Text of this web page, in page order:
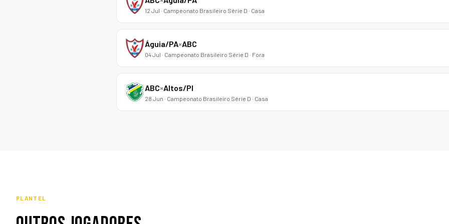
12 Jul · Campeonato Brasileiro Série D · Casa
Águia/PA×ABC
04 Jul · Campeonato Brasileiro Série D · Fora
ABC×Altos/PI
28 Jun · Campeonato Brasileiro Série D · Casa
PLANTEL